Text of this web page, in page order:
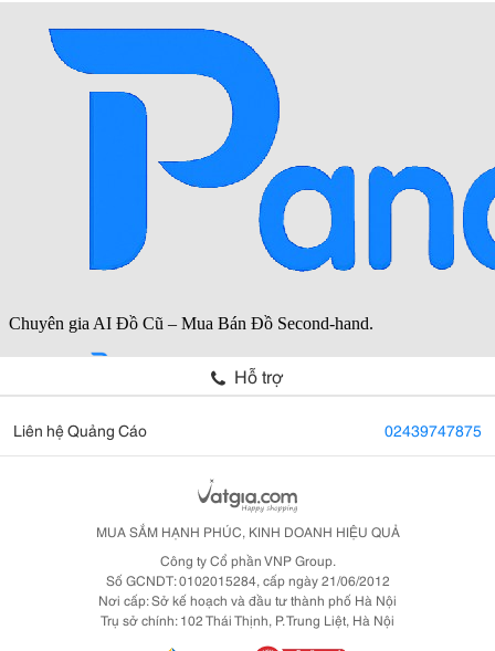
Hỗ trợ
Liên hệ Quảng Cáo 02439747875
MUA SẮM HẠNH PHÚC, KINH DOANH HIỆU QUẢ
Công ty Cổ phần VNP Group.
Số GCNDT: 0102015284, cấp ngày 21/06/2012
Nơi cấp: Sở kế hoạch và đầu tư thành phố Hà Nội
Trụ sở chính: 102 Thái Thịnh, P. Trung Liệt, Hà Nội